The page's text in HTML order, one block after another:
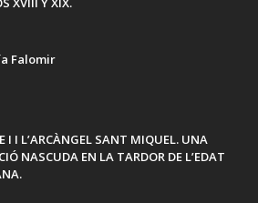
Falomir
I I L’ARCÀNGEL SANT MIQUEL. UNA
NASCUDA EN LA TARDOR DE L’EDAT